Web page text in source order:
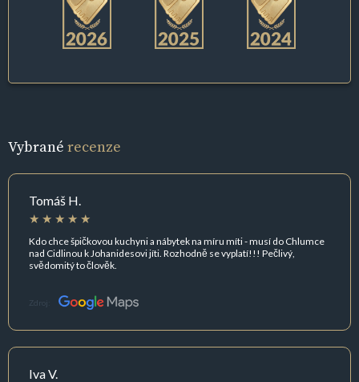
Vybrané recenze
Tomáš H.
Kdo chce špičkovou kuchyni a nábytek na míru míti - musí do Chlumce
nad Cidlinou k Johanidesovi jíti. Rozhodně se vyplatí!!! Pečlivý,
svědomitý to člověk.
Zdroj:
Iva V.